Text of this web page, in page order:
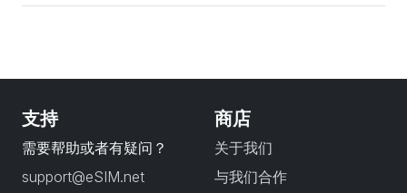
支持
需要帮助或者有疑问？
support@eSIM.net
商店
关于我们
与我们合作